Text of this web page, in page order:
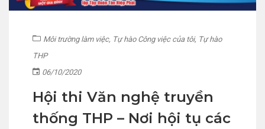
Môi trường làm việc, Tự hào Công việc của tôi, Tự hào
THP
06/10/2020
Hội thi Văn nghệ truyền
thống THP – Nơi hội tụ các